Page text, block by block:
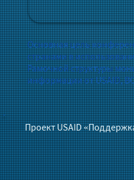
Основная цель
странами в
Рамочной структуры
информации от USAID,
Проект USAID